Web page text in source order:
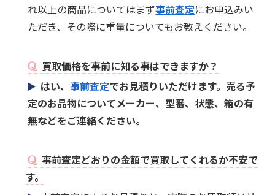
れ以上の商品についてはまず事前査定にお申込みい
ただき、その際に重量についてもお教えください。
買取価格を事前に知る事はできますか？
はい、事前査定でお見積りいただけます。売る予
定のお品物についてメーカー、型番、状態、箱の有
無などをご連絡ください。
事前査定どおりの金額で買取してくれるか不安で
す。